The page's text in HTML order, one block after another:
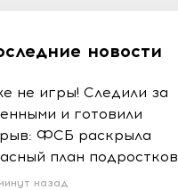
новости
не игры! Следили за
и готовили
ФСБ раскрыла
план подростков
назад